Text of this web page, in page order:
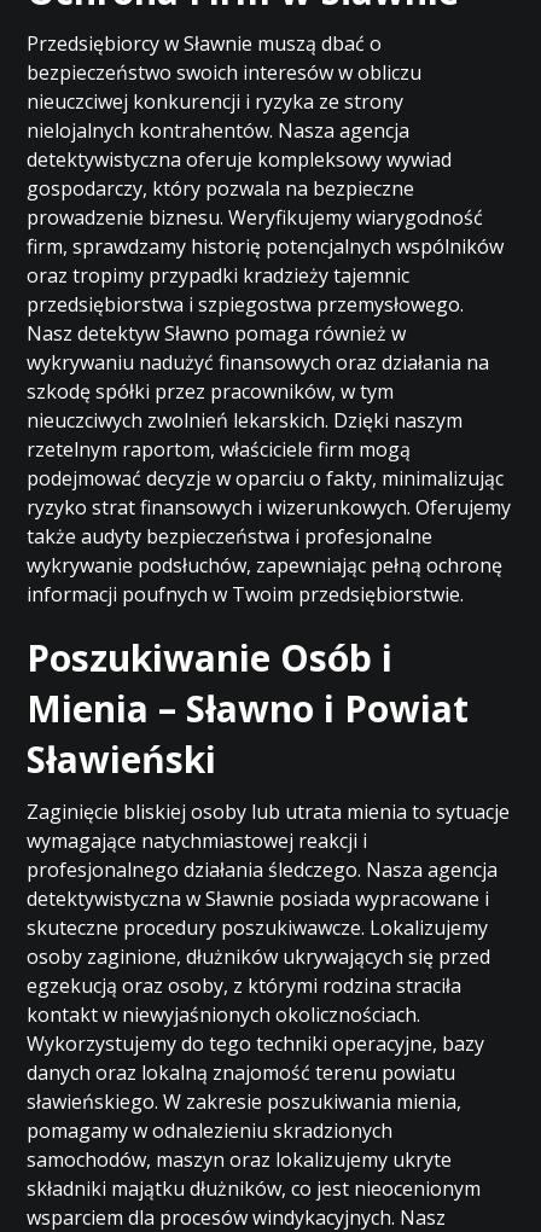
Przedsiębiorcy w Sławnie muszą dbać o
bezpieczeństwo swoich interesów w obliczu
nieuczciwej konkurencji i ryzyka ze strony
nielojalnych kontrahentów. Nasza agencja
detektywistyczna oferuje kompleksowy wywiad
gospodarczy, który pozwala na bezpieczne
prowadzenie biznesu. Weryfikujemy wiarygodność
firm, sprawdzamy historię potencjalnych wspólników
oraz tropimy przypadki kradzieży tajemnic
przedsiębiorstwa i szpiegostwa przemysłowego.
Nasz detektyw Sławno pomaga również w
wykrywaniu nadużyć finansowych oraz działania na
szkodę spółki przez pracowników, w tym
nieuczciwych zwolnień lekarskich. Dzięki naszym
rzetelnym raportom, właściciele firm mogą
podejmować decyzje w oparciu o fakty, minimalizując
ryzyko strat finansowych i wizerunkowych. Oferujemy
także audyty bezpieczeństwa i profesjonalne
wykrywanie podsłuchów, zapewniając pełną ochronę
informacji poufnych w Twoim przedsiębiorstwie.
Poszukiwanie Osób i
Mienia – Sławno i Powiat
Sławieński
Zaginięcie bliskiej osoby lub utrata mienia to sytuacje
wymagające natychmiastowej reakcji i
profesjonalnego działania śledczego. Nasza agencja
detektywistyczna w Sławnie posiada wypracowane i
skuteczne procedury poszukiwawcze. Lokalizujemy
osoby zaginione, dłużników ukrywających się przed
egzekucją oraz osoby, z którymi rodzina straciła
kontakt w niewyjaśnionych okolicznościach.
Wykorzystujemy do tego techniki operacyjne, bazy
danych oraz lokalną znajomość terenu powiatu
sławieńskiego. W zakresie poszukiwania mienia,
pomagamy w odnalezieniu skradzionych
samochodów, maszyn oraz lokalizujemy ukryte
składniki majątku dłużników, co jest nieocenionym
wsparciem dla procesów windykacyjnych. Nasz